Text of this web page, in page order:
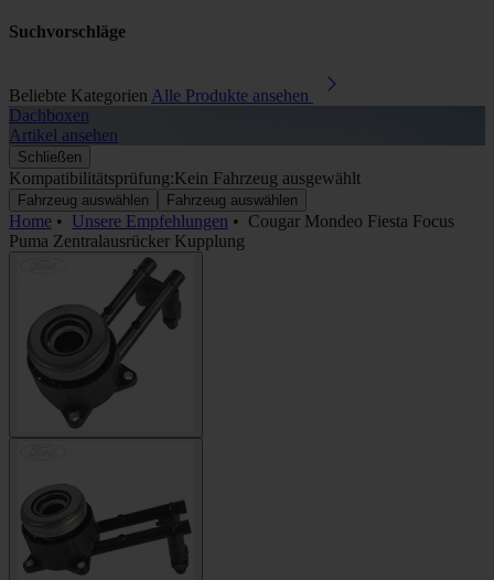
Suchvorschläge
Beliebte Kategorien Alle Produkte ansehen
Dachboxen
Artikel ansehen
Schließen
Kompatibilitätsprüfung:Kein Fahrzeug ausgewählt
Fahrzeug auswählen Fahrzeug auswählen
Home • Unsere Empfehlungen • Cougar Mondeo Fiesta Focus
Puma Zentralausrücker Kupplung